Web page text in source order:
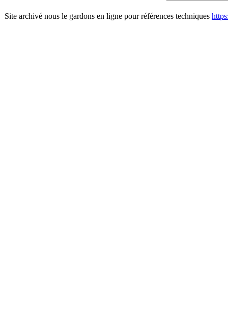
Site archivé nous le gardons en ligne pour références techniques